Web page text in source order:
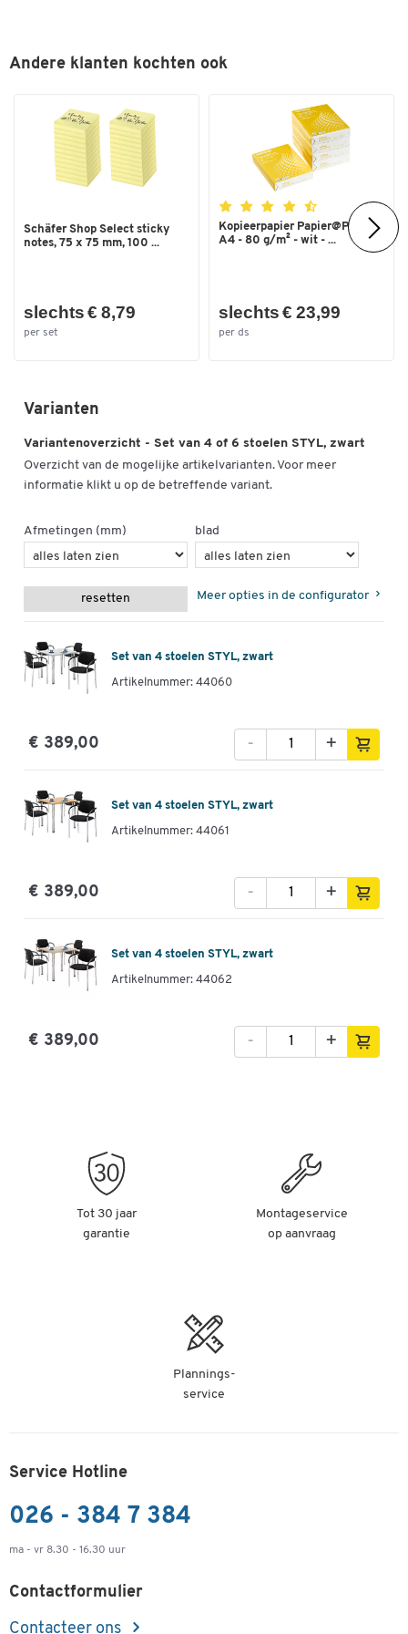
Vorm onderstel
Kleuren
lichtgrijs
Afmetingen
Andere klanten kochten ook
Schäfer Shop Select sticky
notes, 75 x 75 mm, 100 ...
slechts € 8,79
per set
Kopieerpapier Papier@Print -
A4 - 80 g/m² - wit - ...
slechts € 23,99
per ds
Varianten
Variantenoverzicht - Set van 4 of 6 stoelen STYL, zwart
Overzicht van de mogelijke artikelvarianten. Voor meer
informatie klikt u op de betreffende variant.
Afmetingen (mm) blad
resetten Meer opties in de configurator
Set van 4 stoelen STYL, zwart
Artikelnummer: 44060
€ 389,00 +
-
Set van 4 stoelen STYL, zwart
Artikelnummer: 44061
€ 389,00 +
-
Set van 4 stoelen STYL, zwart
Artikelnummer: 44062
€ 389,00 +
-
Tot 30 jaar
garantie
Montageservice
op aanvraag
Plannings-
service
Service Hotline
026 - 384 7 384
ma - vr 8.30 - 16.30 uur
Contactformulier
Contacteer ons